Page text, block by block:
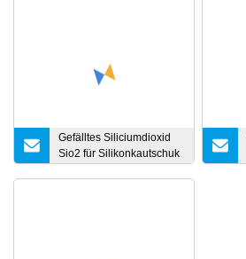
Gefälltes Siliciumdioxid
Sio2 für Silikonkautschuk